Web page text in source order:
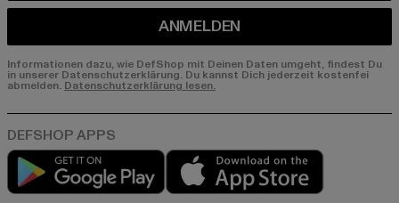
ANMELDEN
Informationen dazu, wie DefShop mit Deinen Daten umgeht, findest Du
in unserer Datenschutzerklärung. Du kannst Dich jederzeit kostenfei
abmelden. Datenschutzerklärung lesen.
Play market